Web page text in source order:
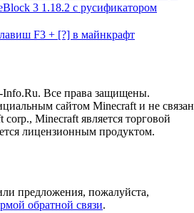
3 1.18.2 с русификатором
F3 + [?] в майнкрафт
Все права защищены.
сайтом Minecraft и не связан
Minecraft является торговой
лицензионным продуктом.
предложения, пожалуйста,
обратной связи.